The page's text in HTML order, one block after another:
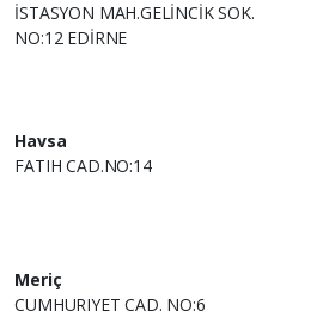
İSTASYON MAH.GELİNCİK SOK.
NO:12 EDİRNE
Havsa
FATIH CAD.NO:14
Meriç
CUMHURIYET CAD. NO:6